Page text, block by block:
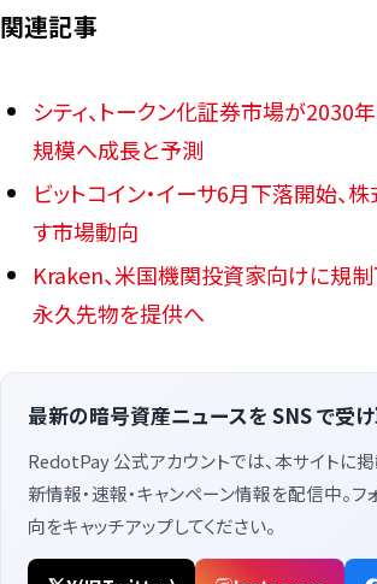
関連記事
シティ、トークン化証券市場が2030
規模へ成長と予測
ビットコイン・イーサ6月下落開始、
す市場動向
Kraken、米国機関投資家向けに規制
永久先物を提供へ
最新の暗号資産ニュースを SNS で受
RedotPay 公式アカウントでは、本サイトに
新情報・速報・キャンペーン情報を配信中。
向をキャッチアップしてください。